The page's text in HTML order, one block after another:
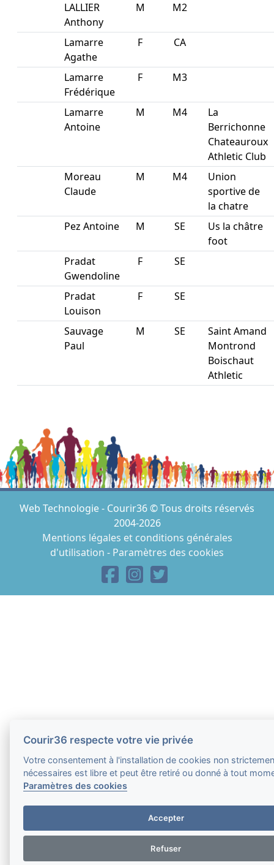
LALLIER
Anthony
M M2
Lamarre
Agathe
F CA
Lamarre
Frédérique
F M3
Lamarre
Antoine
M M4
La
Berrichonne
Chateauroux
Athletic Club
Moreau
Claude
M M4
Union
sportive de
la chatre
Pez Antoine
M SE
Us la châtre
foot
Pradat
Gwendoline
F SE
Pradat
Louison
F SE
Sauvage
Paul
M SE
Saint Amand
Montrond
Boischaut
Athletic
Web Technologie - Courir36 © Tous droits réservés
2004-2026
Mentions légales et conditions générales
d'utilisation - Paramètres des cookies
Courir36 respecte votre vie privée
Votre consentement à l'installation de cookies non
nécessaires est libre et peut être retiré ou donné à tout
Paramètres des cookies
Accepter
Refuser